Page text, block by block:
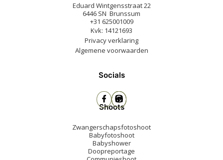
Eduard Wintgensstraat 22
6446 SN Brunssum
+31 625001009
Kvk: 14121693
Privacy verklaring
Algemene voorwaarden
Socials
Shoots
Zwangerschapsfotoshoot
Babyfotoshoot
Babyshower
Doopreportage